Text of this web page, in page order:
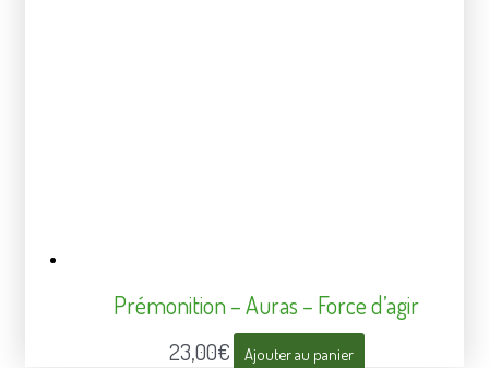
Prémonition – Auras – Force d’agir
23,00€ Ajouter au panier